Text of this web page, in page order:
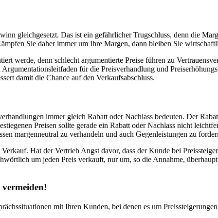
gleichgesetzt. Das ist ein gefährlicher Trugschluss, denn die
Sie daher immer um Ihre Margen, dann bleiben Sie
werde, denn schlecht argumentierte Preise führen zu
für die Preisverhandlung und
damit die Chance auf den Verkaufsabschluss.
immer gleich Rabatt oder Nachlass bedeuten. Der
Preisen sollte gerade ein Rabatt oder Nachlass nicht
margenneutral zu verhandeln und auch Gegenleistungen zu
Hat der Vertrieb Angst davor, dass der Kunde bei
um jeden Preis verkauft, nur um, so die Annahme,
mit Ihren Kunden, bei denen es um